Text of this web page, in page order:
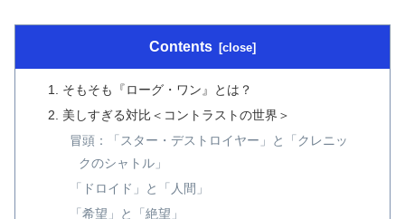
Contents
そもそも『ローグ・ワン』とは？
美しすぎる対比＜コントラストの世界＞
冒頭：「スター・デストロイヤー」と「クレニッ
クのシャトル」
「ドロイド」と「人間」
「希望」と「絶望」